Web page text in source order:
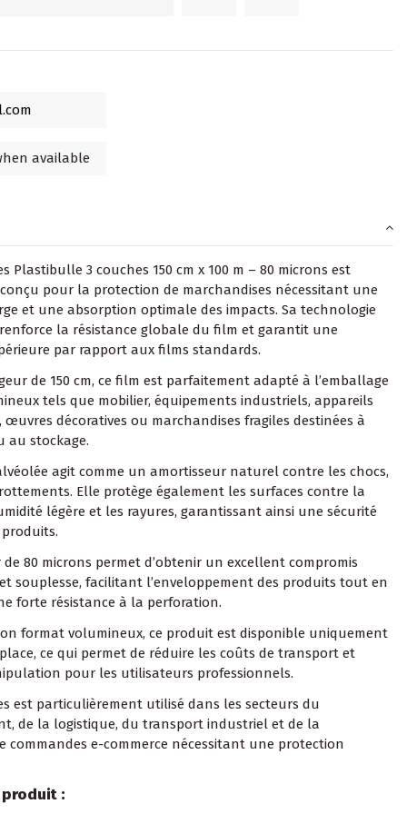
Plastibulle 3 couches 150 cm x 100 m – 80 microns est
pour la protection de marchandises nécessitant une
et une absorption optimale des impacts. Sa technologie
la résistance globale du film et garantit une
par rapport aux films standards.
de 150 cm, ce film est parfaitement adapté à l’emballage
tels que mobilier, équipements industriels, appareils
œuvres décoratives ou marchandises fragiles destinées à
au stockage.
agit comme un amortisseur naturel contre les chocs,
Elle protège également les surfaces contre la
légère et les rayures, garantissant ainsi une sécurité
de 80 microns permet d’obtenir un excellent compromis
souplesse, facilitant l’enveloppement des produits tout en
forte résistance à la perforation.
format volumineux, ce produit est disponible uniquement
ce qui permet de réduire les coûts de transport et
pour les utilisateurs professionnels.
est particulièrement utilisé dans les secteurs du
de la logistique, du transport industriel et de la
commandes e-commerce nécessitant une protection
produit :